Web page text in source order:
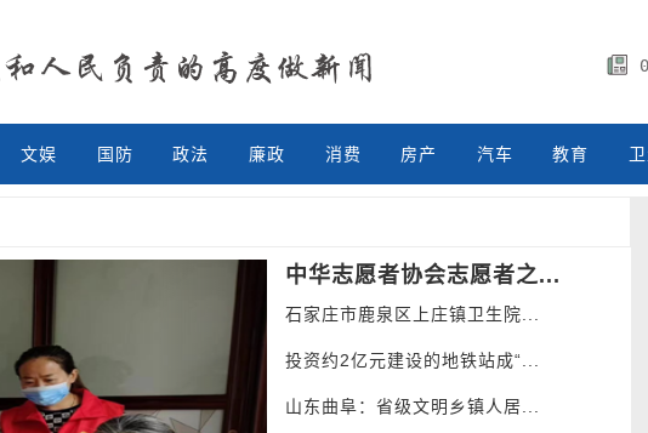
文娱 国防 政法 廉政 消费 房产 汽车 教育
Next 中华志愿者协会志愿者之...
石家庄市鹿泉区上庄镇卫生院...
投资约2亿元建设的地铁站成“...
山东曲阜：省级文明乡镇人居...